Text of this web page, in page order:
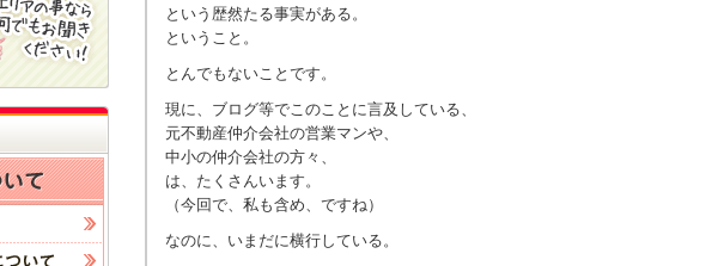
という歴然たる事実がある。
ということ。
とんでもないことです。
現に、ブログ等でこのことに言及している、
元不動産仲介会社の営業マンや、
中小の仲介会社の方々、
は、たくさんいます。
（今回で、私も含め、ですね）
なのに、いまだに横行している。